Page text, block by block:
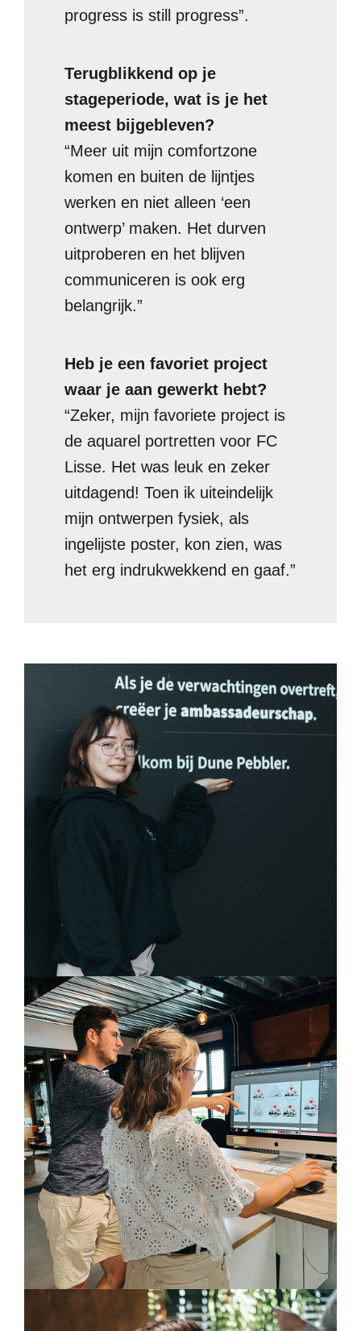
progress is still progress”.
Terugblikkend op je
stageperiode, wat is je het
meest bijgebleven?
“Meer uit mijn comfortzone
komen en buiten de lijntjes
werken en niet alleen ‘een
ontwerp’ maken. Het durven
uitproberen en het blijven
communiceren is ook erg
belangrijk.”
Heb je een favoriet project
waar je aan gewerkt hebt?
“Zeker, mijn favoriete project is
de aquarel portretten voor FC
Lisse. Het was leuk en zeker
uitdagend! Toen ik uiteindelijk
mijn ontwerpen fysiek, als
ingelijste poster, kon zien, was
het erg indrukwekkend en gaaf.”